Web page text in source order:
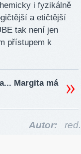
i fyzikálně
a etičtější
tak není jen
přístupem k
Margita má
Autor: red.